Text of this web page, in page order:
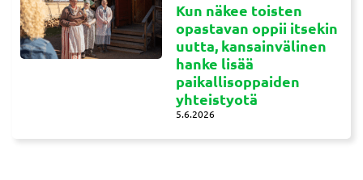
Kun näkee toisten
opastavan oppii itsekin
uutta, kansainvälinen
hanke lisää
paikallisoppaiden
yhteistyotä
5.6.2026